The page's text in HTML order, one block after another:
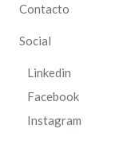
Contacto
Social
Linkedin
Facebook
Instagram